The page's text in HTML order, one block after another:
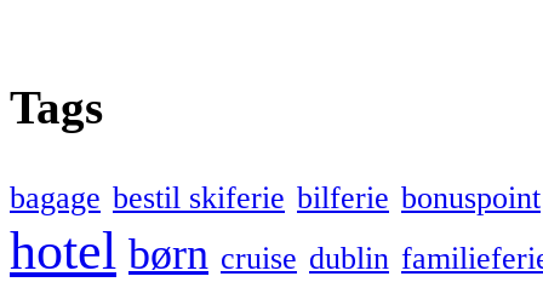
Tags
bagage bestil skiferie bilferie bonuspoint
hotel børn cruise dublin